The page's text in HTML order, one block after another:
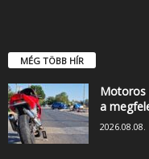
MÉG TÖBB HÍR
Motoros
a
2026.08.08.